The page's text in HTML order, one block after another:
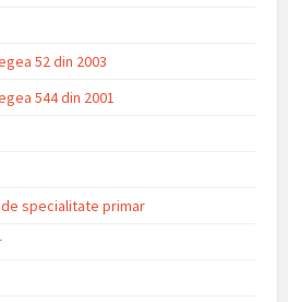
52 din 2003
544 din 2001
specialitate primar